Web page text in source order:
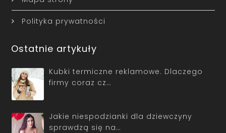
Polityka prywatności
Ostatnie artykuły
Kubki termiczne reklamowe. Dlaczego
firmy coraz cz…
Jakie niespodzianki dla dziewczyny
sprawdzą się na…